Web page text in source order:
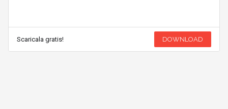
Scaricala gratis! DOWNLOAD